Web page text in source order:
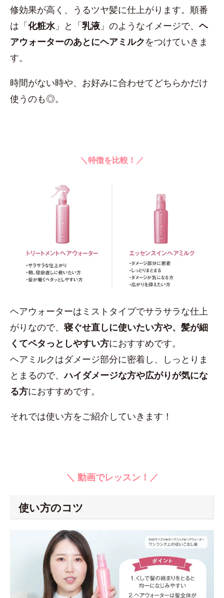
修効果が高く、うるツヤ髪に仕上がります。順番
は「化粧水」と「乳液 」のようなイメージで、 ヘ
アウォーターのあとにヘアミルクをつけていきま
す。
時間がない時や、お好みに合わせてどちらかだけ
使うのも◎。
＼特徴を比較！／
ヘアウォーターはミストタイプでサラサラな仕上
がりなので、寝ぐせ直しに使いたい方や、髪が細
くてペタっとしやすい方におすすめです。
ヘアミルクはダメージ部分に密着し、しっとりま
とまるので、ハイダメージな方や広がりが気にな
る方におすすめです。
それでは使い方をご紹介していきます！
＼ 動画でレッスン！／
使い方のコツ